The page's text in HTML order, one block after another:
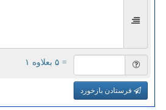
= ۵ بعلاوه ۱
فرستادن بازخورد